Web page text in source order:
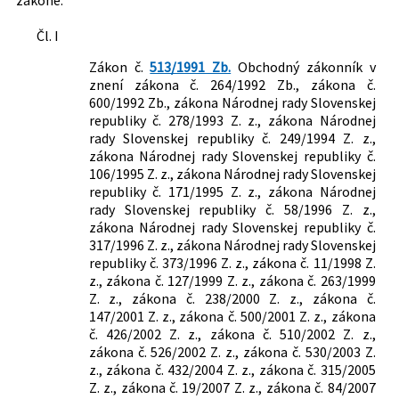
Právna
Pracovné právo
Orgány ochrany práva
Daňové právo
Poplatkové právo
Účtovníctvo
Energetika a priemysel
Školstvo a vzdelávanie
Štátna správa
Životné prostredie
Ochrana spotrebiteľa
Obchod a podnikanie
Živnostenské podnikanie
Bezpečnosť a ochrana zdravia pri práci
Všeobecné súdnictvo
Správne poplatky
Potravinárstvo
Autorské právo a práva príbuzné
hospodárskych zvierat a o zmene a
doplnení zákona č. 455/1991 Zb. o
živnostenskom podnikaní
(živnostenský zákon) v znení
neskorších predpisov
431/2002 Z. z.
Zákon o účtovníctve
453/2003 Z. z.
Zákon o orgánoch štátnej správy v
oblasti sociálnych vecí, rodiny a služieb
zamestnanosti a o zmene a doplnení
niektorých zákonov
461/2003 Z. z.
Zákon o sociálnom poistení
595/2003 Z. z.
Zákon o dani z príjmov
5/2004 Z. z.
Zákon o službách zamestnanosti a o
zmene a doplnení niektorých zákonov
106/2004 Z. z.
Zákon o spotrebnej dani z tabakových
výrobkov
657/2004 Z. z.
Zákon o tepelnej energetike
Čl. I
Zákon č.513/1991 Zb. Obchodný zákonník v
znení zákona č. 264/1992 Zb., zákona č.
600/1992 Zb., zákona Národnej rady Slovenskej
republiky č. 278/1993 Z. z., zákona Národnej
rady Slovenskej republiky č. 249/1994 Z. z.,
zákona Národnej rady Slovenskej republiky č.
106/1995 Z. z., zákona Národnej rady Slovenskej
republiky č. 171/1995 Z. z., zákona Národnej
rady Slovenskej republiky č. 58/1996 Z. z.,
zákona Národnej rady Slovenskej republiky č.
317/1996 Z. z., zákona Národnej rady Slovenskej
republiky č. 373/1996 Z. z., zákona č. 11/1998 Z.
z., zákona č. 127/1999 Z. z., zákona č. 263/1999
Z. z., zákona č. 238/2000 Z. z., zákona č.
147/2001 Z. z., zákona č. 500/2001 Z. z., zákona
č. 426/2002 Z. z., zákona č. 510/2002 Z. z.,
zákona č. 526/2002 Z. z., zákona č. 530/2003 Z.
z., zákona č. 432/2004 Z. z., zákona č. 315/2005
Z. z., zákona č. 19/2007 Z. z., zákona č. 84/2007